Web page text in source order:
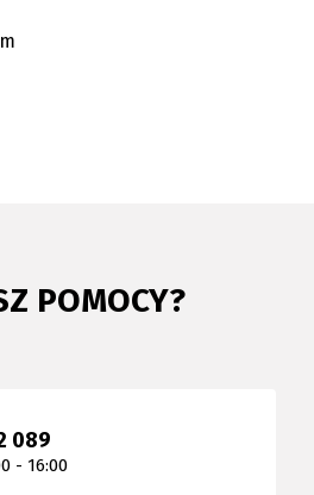
POMOCY?
089
- 16:00